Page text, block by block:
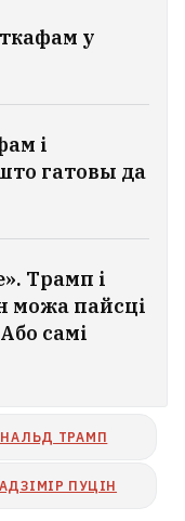
у
і
гатовы да
Трамп і
можа пайсці
самі
ТРАМП
ПУЦІН